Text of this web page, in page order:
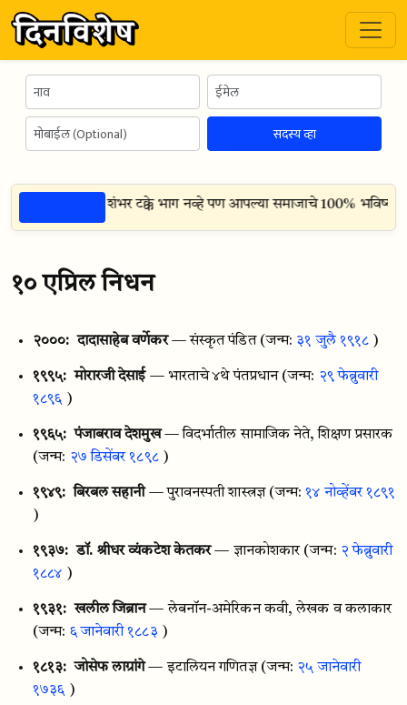
सदस्य व्हा
समाजाचा शंभर टक्के भाग नव्हे पण आपल्या समाजाचे 100% भविष्य
१० एप्रिल निधन
२०००: दादासाहेब वर्णेकर — संस्कृत पंडित (जन्म: ३१ जुलै १९१८ )
१९९५: मोरारजी देसाई — भारताचे ४थे पंतप्रधान (जन्म: २९ फेब्रुवारी
१८९६ )
१९६५: पंजाबराव देशमुख — विदर्भातील सामाजिक नेते, शिक्षण प्रसारक
(जन्म: २७ डिसेंबर १८९८)
१९४९: बिरबल सहानी — पुरावनस्पती शास्त्रज्ञ (जन्म:१४ नोव्हेंबर १८९१
)
१९३७: डॉ. श्रीधर व्यंकटेश केतकर — ज्ञानकोशकार (जन्म: २ फेब्रुवारी
१८८४ )
१९३१: खलील जिब्रान — लेबनॉन-अमेरिकन कवी, लेखक व कलाकार
(जन्म: ६ जानेवारी १८८३ )
१८१३: जोसेफ लाग्रांगे — इटालियन गणितज्ञ (जन्म: २५ जानेवारी
१७३६ )